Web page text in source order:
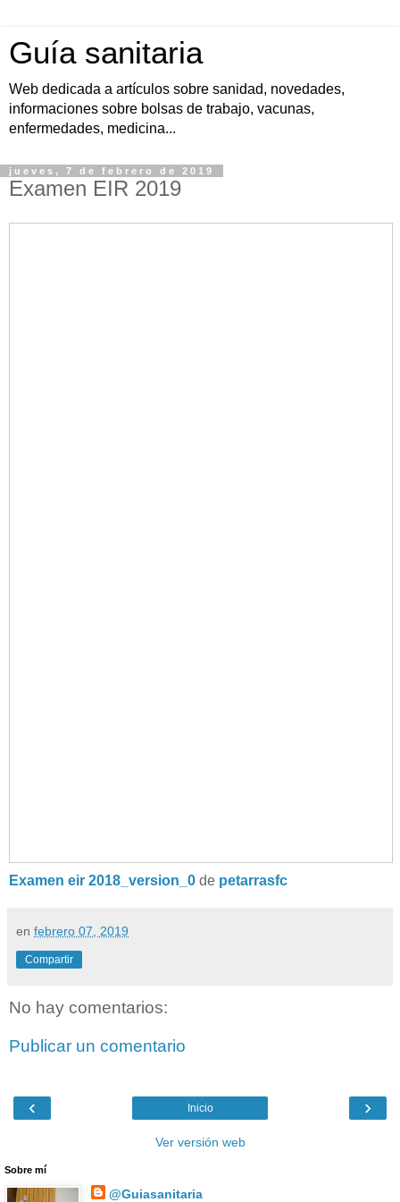
Guía sanitaria
Web dedicada a artículos sobre sanidad, novedades,
informaciones sobre bolsas de trabajo, vacunas,
enfermedades, medicina...
jueves, 7 de febrero de 2019
Examen EIR 2019
Examen eir 2018_version_0 de petarrasfc
en febrero 07, 2019
Compartir
No hay comentarios:
Publicar un comentario
‹ ›
Inicio
Ver versión web
Sobre mí
@Guiasanitaria